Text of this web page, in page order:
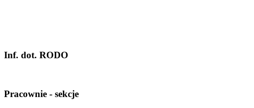
Inf. dot. RODO
Pracownie - sekcje